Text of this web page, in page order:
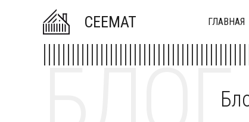
CEEMAT ГЛАВНАЯ